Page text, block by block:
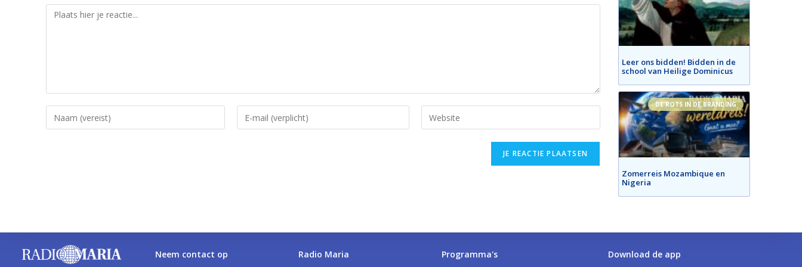
Leer ons bidden! Bidden in de
school van Heilige Dominicus
DE ROTS IN DE BRANDING
Zomerreis Mozambique en
Nigeria
Neem contact op Radio Maria Programma's Download de app